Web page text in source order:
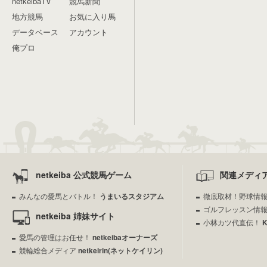
地方競馬
データベース
俺プロ
お気に入り馬
アカウント
netkeiba 公式競馬ゲーム
みんなの愛馬とバトル！ うまいるスタジアム
netkeiba 姉妹サイト
愛馬の管理はお任せ！ netkeibaオーナーズ
競輪総合メディア netkeirin(ネットケイリン)
関連メディ
徹底取材！野球情
ゴルフレッスン情
小林カツ代直伝！